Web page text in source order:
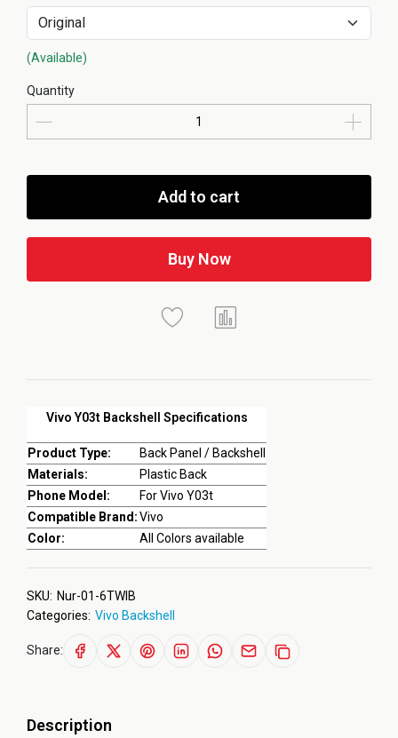
Vivo Y03t Backshell Specifications
Product Type:
Back Panel / Backshell
Materials:
Plastic Back
Phone Model:
For Vivo Y03t
Compatible Brand:Vivo
Color:
All Colors available
(Available)
Quantity
Add to cart
Buy Now
SKU: Nur-01-6TWIB
Categories: Vivo Backshell
Share:
Description